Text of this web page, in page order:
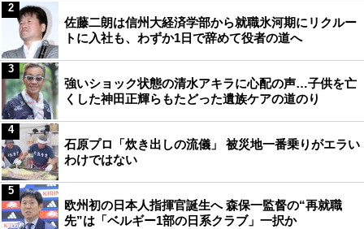
佐藤二朗は信州大経済学部から就職氷河期にリクルー
トに入社も、わずか1日で辞めて役者の道へ
2
強いショック状態の清水アキラに心配の声…子供を亡
くした神田正輝らもたどった遺族ケアの道のり
3
石原プロ「炊き出しの流儀」 被災地一番乗りがエラい
わけではない
4
欧州初の日本人指揮官誕生へ 森保一監督の“再就職
先”は「ベルギー1部の日系クラブ」一択か
5